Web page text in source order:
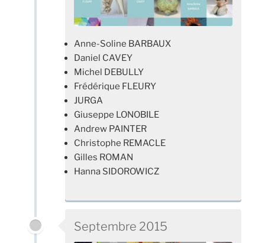
Anne-Soline BARBAUX
Daniel CAVEY
Michel DEBULLY
Frédérique FLEURY
JURGA
Giuseppe LONOBILE
Andrew PAINTER
Christophe REMACLE
Gilles ROMAN
Hanna SIDOROWICZ
Septembre 2015